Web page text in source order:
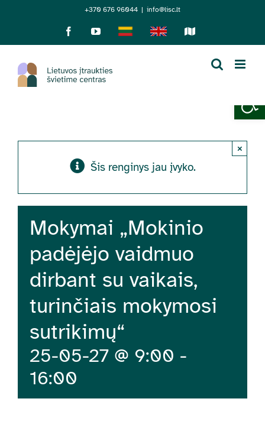
+370 676 96044 | info@lisc.lt
FacebookYouTubeLietuviškaiEnglish
Sensorinis
Šis renginys jau įvyko.
×
Mokymai „Mokinio
padėjėjo vaidmuo
dirbant su vaikais,
turinčiais mokymosi
sutrikimų“
25-05-27 @ 9:00 -
16:00